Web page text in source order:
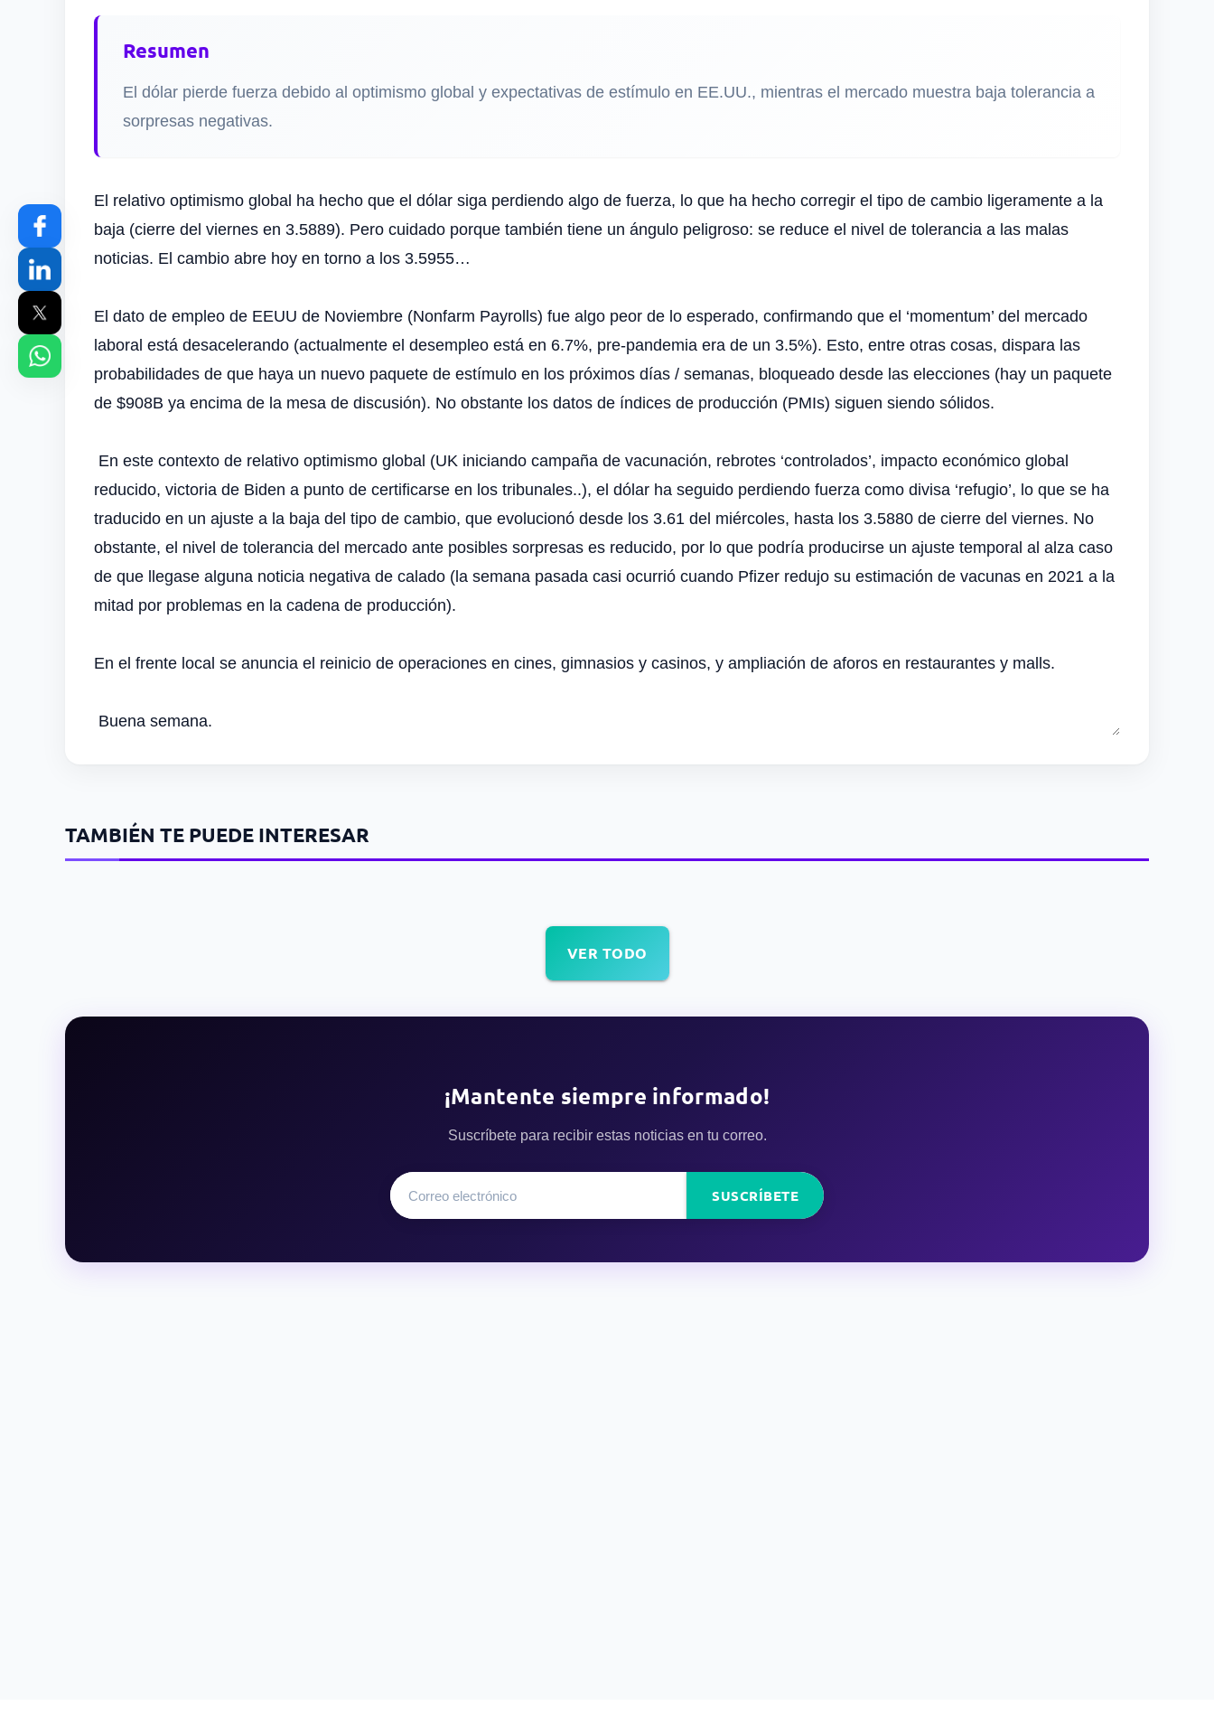
Resumen
El dólar pierde fuerza debido al optimismo global y expectativas de estímulo en EE.UU., mientras el mercado muestra baja tolerancia a
sorpresas negativas.
El relativo optimismo global ha hecho que el dólar siga perdiendo algo de fuerza, lo que ha hecho corregir el tipo de cambio ligeramente a la
baja (cierre del viernes en 3.5889). Pero cuidado porque también tiene un ángulo peligroso: se reduce el nivel de tolerancia a las malas
noticias. El cambio abre hoy en torno a los 3.5955…
El dato de empleo de EEUU de Noviembre (Nonfarm Payrolls) fue algo peor de lo esperado, confirmando que el ‘momentum’ del mercado
laboral está desacelerando (actualmente el desempleo está en 6.7%, pre-pandemia era de un 3.5%). Esto, entre otras cosas, dispara las
probabilidades de que haya un nuevo paquete de estímulo en los próximos días / semanas, bloqueado desde las elecciones (hay un paquete
de $908B ya encima de la mesa de discusión). No obstante los datos de índices de producción (PMIs) siguen siendo sólidos.
En este contexto de relativo optimismo global (UK iniciando campaña de vacunación, rebrotes ‘controlados’, impacto económico global
reducido, victoria de Biden a punto de certificarse en los tribunales..), el dólar ha seguido perdiendo fuerza como divisa ‘refugio’, lo que se ha
traducido en un ajuste a la baja del tipo de cambio, que evolucionó desde los 3.61 del miércoles, hasta los 3.5880 de cierre del viernes. No
obstante, el nivel de tolerancia del mercado ante posibles sorpresas es reducido, por lo que podría producirse un ajuste temporal al alza caso
de que llegase alguna noticia negativa de calado (la semana pasada casi ocurrió cuando Pfizer redujo su estimación de vacunas en 2021 a la
mitad por problemas en la cadena de producción).
En el frente local se anuncia el reinicio de operaciones en cines, gimnasios y casinos, y ampliación de aforos en restaurantes y malls.
Buena semana.
TAMBIÉN TE PUEDE INTERESAR
VER TODO
¡Mantente siempre informado!
Suscríbete para recibir estas noticias en tu correo.
SUSCRÍBETE